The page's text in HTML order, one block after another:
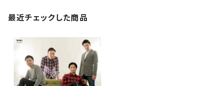
最近チェックした商品